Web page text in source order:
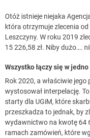
Otóż istnieje niejaka
która otrzymuje zlecenia
Leszczyny. W roku 2019
15 226,58 zł. Niby dużo….
Wszystko łączy się w jedno
Rok 2020, a właściwie
wystosował interpelację.
starty dla UGiM, które
przeszkadza to jednak, by
wydawnictwo na kwotę 64
ramach zamówień, które